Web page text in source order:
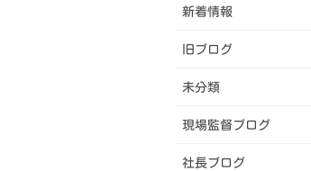
新着情報
旧ブログ
未分類
現場監督ブログ
社長ブログ